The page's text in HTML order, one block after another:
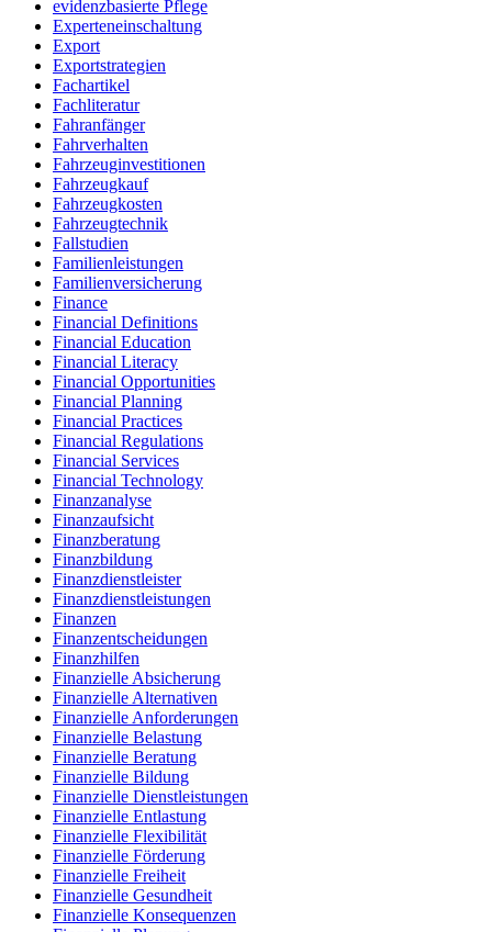
evidenzbasierte Pflege
Experteneinschaltung
Export
Exportstrategien
Fachartikel
Fachliteratur
Fahranfänger
Fahrverhalten
Fahrzeuginvestitionen
Fahrzeugkauf
Fahrzeugkosten
Fahrzeugtechnik
Fallstudien
Familienleistungen
Familienversicherung
Finance
Financial Definitions
Financial Education
Financial Literacy
Financial Opportunities
Financial Planning
Financial Practices
Financial Regulations
Financial Services
Financial Technology
Finanzanalyse
Finanzaufsicht
Finanzberatung
Finanzbildung
Finanzdienstleister
Finanzdienstleistungen
Finanzen
Finanzentscheidungen
Finanzhilfen
Finanzielle Absicherung
Finanzielle Alternativen
Finanzielle Anforderungen
Finanzielle Belastung
Finanzielle Beratung
Finanzielle Bildung
Finanzielle Dienstleistungen
Finanzielle Entlastung
Finanzielle Flexibilität
Finanzielle Förderung
Finanzielle Freiheit
Finanzielle Gesundheit
Finanzielle Konsequenzen